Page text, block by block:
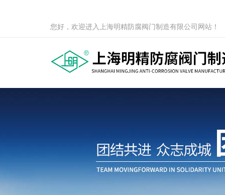
您好，欢迎进入上海明精防腐阀门制造有限公司网站！